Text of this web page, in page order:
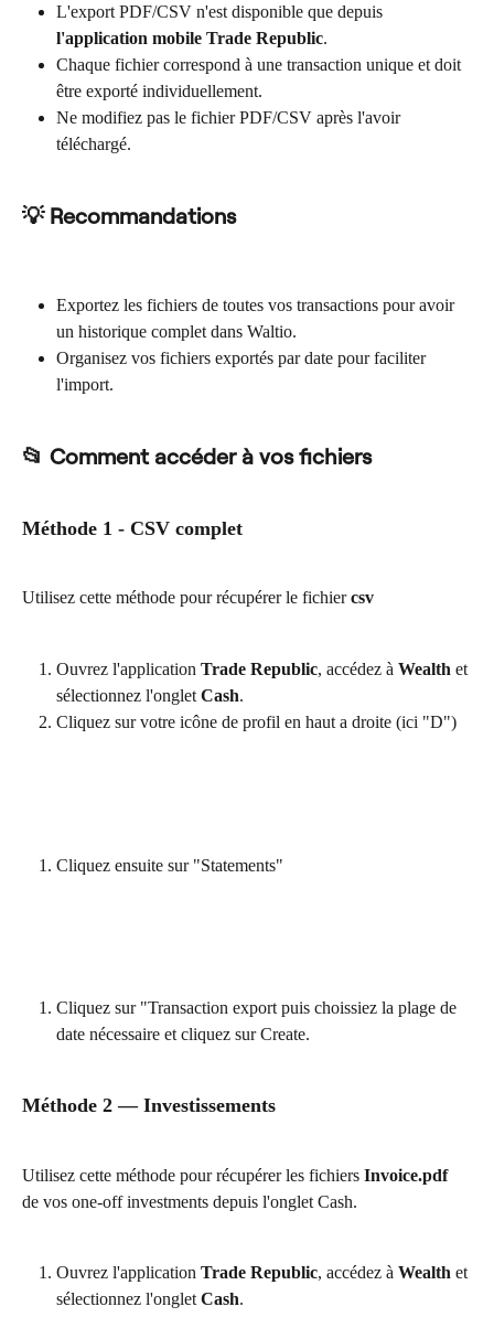
L'export PDF/CSV n'est disponible que depuis
l'application mobile Trade Republic.
Chaque fichier correspond à une transaction unique et doit
être exporté individuellement.
Ne modifiez pas le fichier PDF/CSV après l'avoir
téléchargé.
💡 Recommandations
Exportez les fichiers de toutes vos transactions pour avoir
un historique complet dans Waltio.
Organisez vos fichiers exportés par date pour faciliter
l'import.
📂 Comment accéder à vos fichiers
Méthode 1 - CSV complet
Utilisez cette méthode pour récupérer le fichier csv
Ouvrez l'application Trade Republic, accédez à Wealth et
sélectionnez l'onglet Cash.
Cliquez sur votre icône de profil en haut a droite (ici "D")
Cliquez ensuite sur "Statements"
Cliquez sur "Transaction export puis choissiez la plage de
date nécessaire et cliquez sur Create.
Méthode 2 — Investissements
Utilisez cette méthode pour récupérer les fichiers Invoice.pdf
de vos one-off investments depuis l'onglet Cash.
Ouvrez l'application Trade Republic, accédez à Wealth et
sélectionnez l'onglet Cash.